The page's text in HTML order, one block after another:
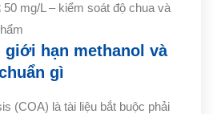
mg/L – kiểm soát độ chua và
hạn methanol và
gì
(COA) là tài liệu bắt buộc phải